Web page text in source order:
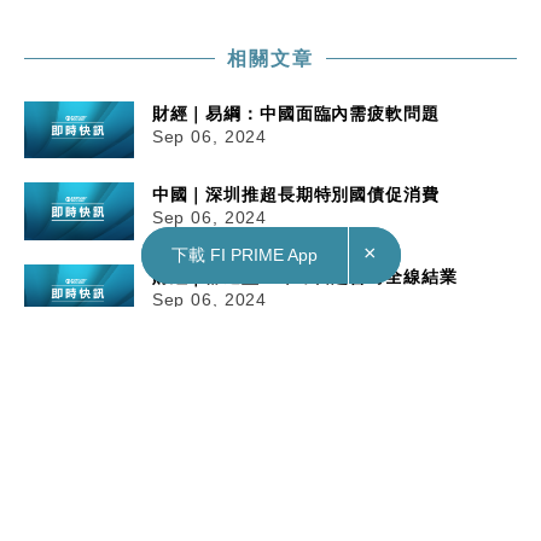
相關文章
財經｜易綱：中國面臨內需疲軟問題
Sep 06, 2024
中國｜深圳推超長期特別國債促消費
Sep 06, 2024
財經｜舒適堡宣布即日起暫時全線結業
Sep 06, 2024
下載 FI PRIME App ×
下載 FI PRIME App ×